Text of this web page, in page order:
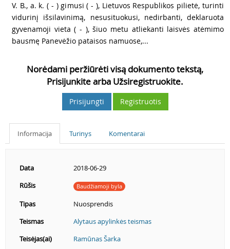
V. B., a. k. ( - ) gimusi ( - ), Lietuvos Respublikos pilietė, turinti
vidurinį išsilavinimą, nesusituokusi, nedirbanti, deklaruota
gyvenamoji vieta ( - ), šiuo metu atliekanti laisvės atėmimo
bausmę Panevėžio pataisos namuose,...
Norėdami peržiūrėti visą dokumento tekstą,
Prisijunkite arba Užsiregistruokite.
Prisijungti Registruotis
Informacija Turinys Komentarai
Data
2018-06-29
Rūšis
Baudžiamoji byla
Tipas
Nuosprendis
Teismas
Alytaus apylinkės teismas
Teisėjas(ai)
Ramūnas Šarka